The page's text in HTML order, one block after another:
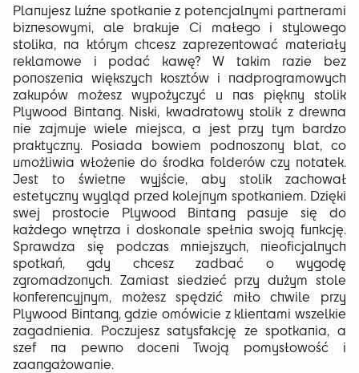
Planujesz luźne spotkanie z potencjalnymi partnerami
biznesowymi, ale brakuje Ci małego i stylowego
stolika, na którym chcesz zaprezentować materiały
reklamowe i podać kawę? W takim razie bez
ponoszenia większych kosztów i nadprogramowych
zakupów możesz wypożyczyć u nas piękny stolik
Plywood Bintang. Niski, kwadratowy stolik z drewna
nie zajmuje wiele miejsca, a jest przy tym bardzo
praktyczny. Posiada bowiem podnoszony blat, co
umożliwia włożenie do środka folderów czy notatek.
Jest to świetne wyjście, aby stolik zachował
estetyczny wygląd przed kolejnym spotkaniem. Dzięki
swej prostocie Plywood Bintang pasuje się do
każdego wnętrza i doskonale spełnia swoją funkcję.
Sprawdza się podczas mniejszych, nieoficjalnych
spotkań, gdy chcesz zadbać o wygodę
zgromadzonych. Zamiast siedzieć przy dużym stole
konferencyjnym, możesz spędzić miło chwile przy
Plywood Bintang, gdzie omówicie z klientami wszelkie
zagadnienia. Poczujesz satysfakcję ze spotkania, a
szef na pewno doceni Twoją pomysłowość i
zaangażowanie.